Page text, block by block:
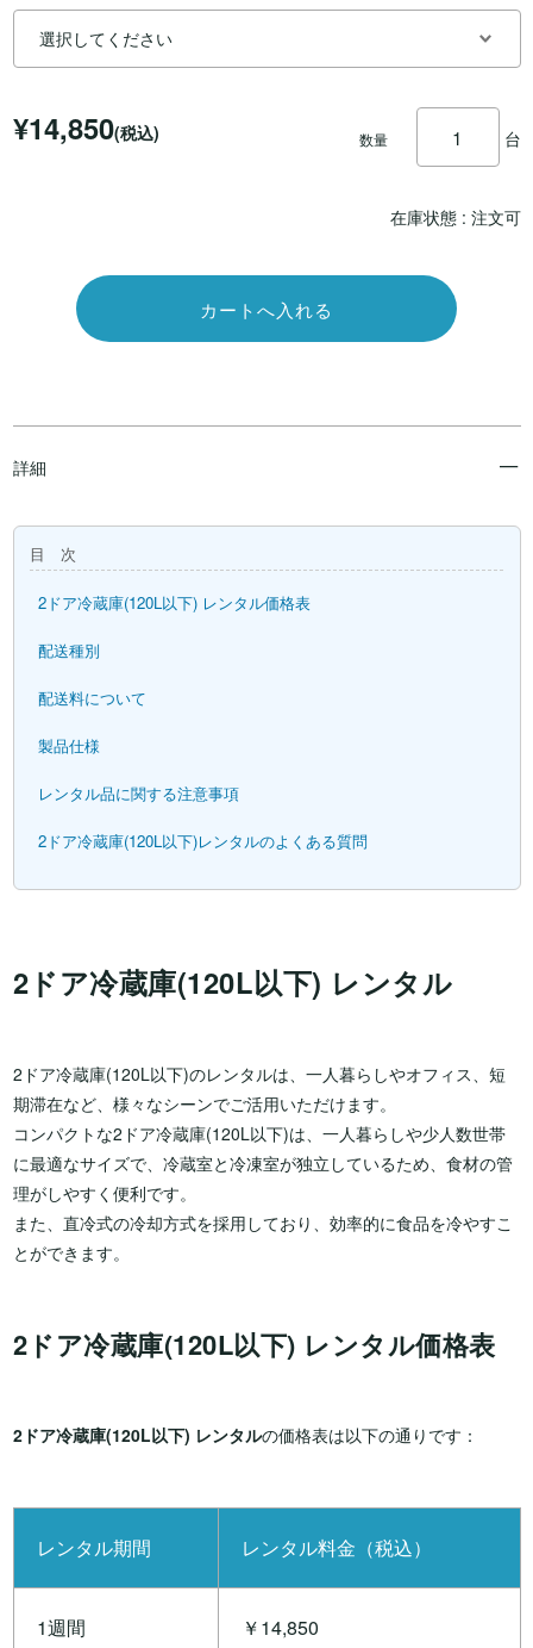
在庫状態 : 注文可
¥14,850(税込) 数量 台
詳細
目 次
2ドア冷蔵庫(120L以下) レンタル価格表
配送種別
配送料について
製品仕様
レンタル品に関する注意事項
2ドア冷蔵庫(120L以下)レンタルのよくある質問
2ドア冷蔵庫(120L以下) レンタル
2ドア冷蔵庫(120L以下)のレンタルは、一人暮らしやオフィス、短
期滞在など、様々なシーンでご活用いただけます。
コンパクトな2ドア冷蔵庫(120L以下)は、一人暮らしや少人数世帯
に最適なサイズで、冷蔵室と冷凍室が独立しているため、食材の管
理がしやすく便利です。
また、直冷式の冷却方式を採用しており、効率的に食品を冷やすこ
とができます。
2ドア冷蔵庫(120L以下) レンタル価格表
2ドア冷蔵庫(120L以下) レンタルの価格表は以下の通りです：
レンタル期間 レンタル料金（税込）
1週間 ￥14,850